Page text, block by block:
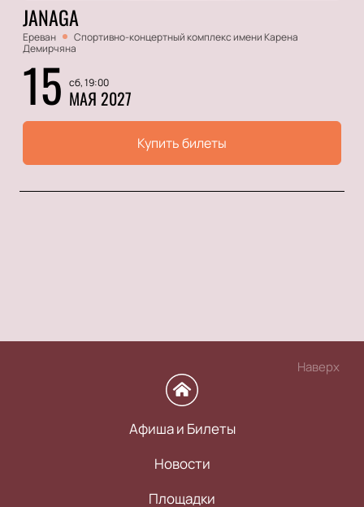
JANAGA
Ереван
Спортивно-концертный комплекс имени Карена
Демирчяна
15 сб, 19:00
МАЯ 2027
Купить билеты
Наверх
Афиша и Билеты
Новости
Площадки